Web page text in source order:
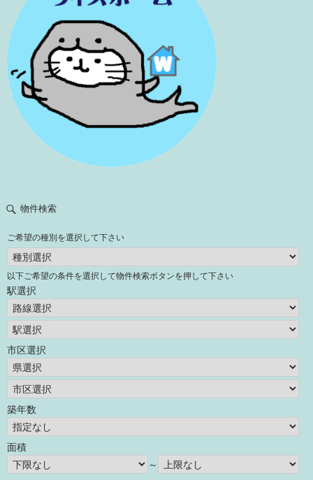
物件検索
ご希望の種別を選択して下さい
以下ご希望の条件を選択して物件検索ボタンを押して下さい
駅選択
市区選択
築年数
面積
～